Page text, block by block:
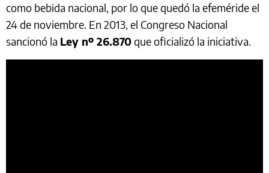
como bebida nacional, por lo que quedó la efeméride el
24 de noviembre. En 2013, el Congreso Nacional
sancionó la Ley nº 26.870que oficializó la iniciativa.